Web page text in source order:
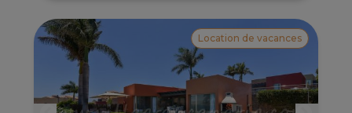
Location de vacances